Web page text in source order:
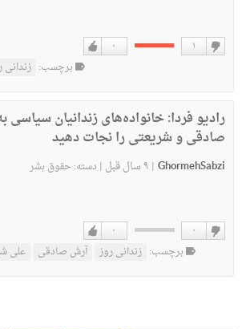
دوست
۰ ۱
برچسب: زندانی
رادیو فردا:خانواده‌های زندانیان سیاسی
صادقی و شریعتی را نجات دهید
GhormehSabzi
| ۹ سال قبل | دسته: حقوق بشر
دوست
۰ ۰
برچسب: زندانی روز آرش صادقی علی